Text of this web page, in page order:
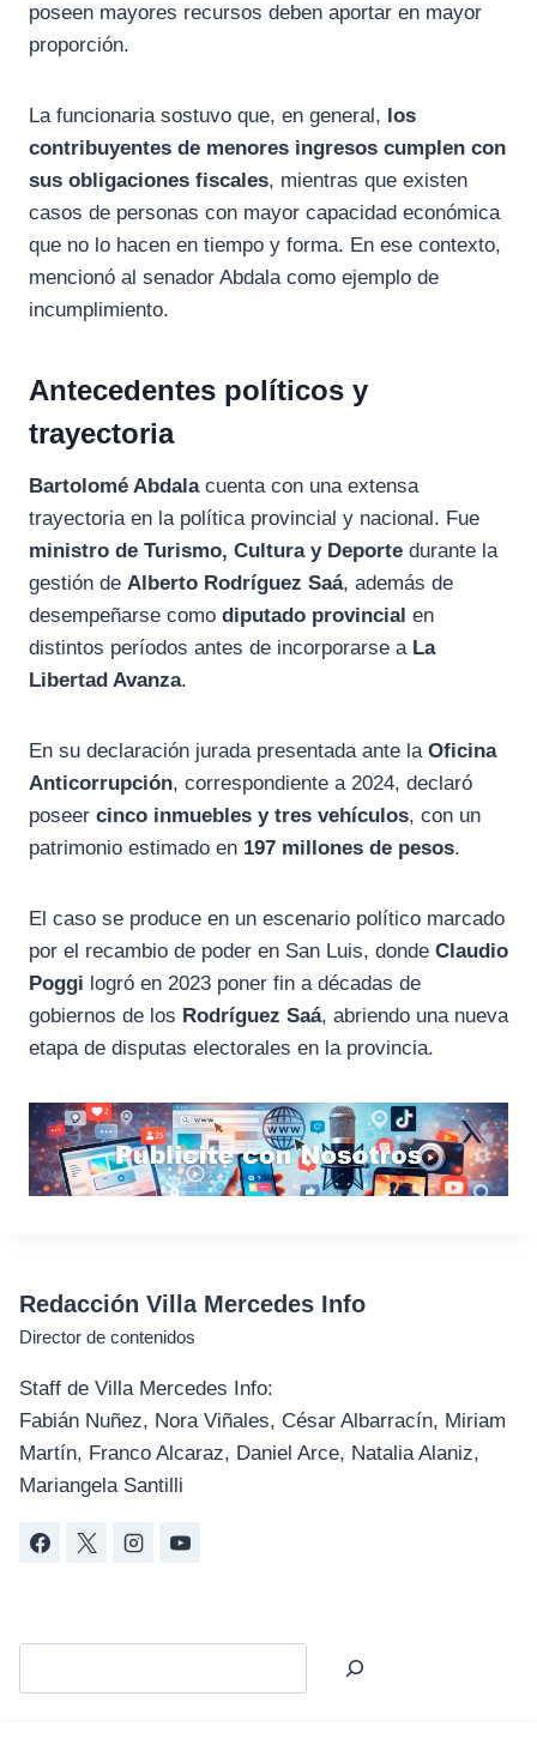
poseen mayores recursos deben aportar en mayor
proporción.
La funcionaria sostuvo que, en general, los
contribuyentes de menores ingresos cumplen con
sus obligaciones fiscales, mientras que existen
casos de personas con mayor capacidad económica
que no lo hacen en tiempo y forma. En ese contexto,
mencionó al senador Abdala como ejemplo de
incumplimiento.
Antecedentes políticos y
trayectoria
Bartolomé Abdalacuenta con una extensa
trayectoria en la política provincial y nacional. Fue
ministro de Turismo, Cultura y Deporte durante la
gestión de Alberto Rodríguez Saá, además de
desempeñarse como diputado provincial en
distintos períodos antes de incorporarse a La
Libertad Avanza.
En su declaración jurada presentada ante la Oficina
Anticorrupción, correspondiente a 2024, declaró
poseer cinco inmuebles y tres vehículos, con un
patrimonio estimado en 197 millones de pesos.
El caso se produce en un escenario político marcado
por el recambio de poder en San Luis, donde Claudio
Poggi logró en 2023 poner fin a décadas de
gobiernos de los Rodríguez Saá, abriendo una nueva
etapa de disputas electorales en la provincia.
Redacción Villa Mercedes Info
Director de contenidos
Staff de Villa Mercedes Info:
Fabián Nuñez, Nora Viñales, César Albarracín, Miriam
Martín, Franco Alcaraz, Daniel Arce, Natalia Alaniz,
Mariangela Santilli